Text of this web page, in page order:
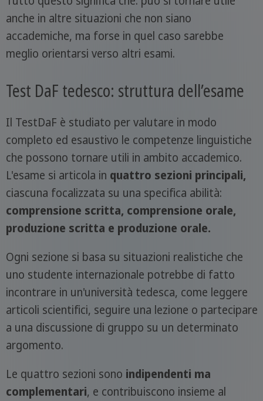
anche in altre situazioni che non siano
accademiche, ma forse in quel caso sarebbe
meglio orientarsi verso altri esami.
Test DaF tedesco: struttura dell’esame
Il TestDaF è studiato per valutare in modo
completo ed esaustivo le competenze linguistiche
che possono tornare utili in ambito accademico.
L'esame si articola in quattro sezioni principali,
ciascuna focalizzata su una specifica abilità:
comprensione scritta, comprensione orale,
produzione scritta e produzione orale.
Ogni sezione si basa su situazioni realistiche che
uno studente internazionale potrebbe di fatto
incontrare in un'università tedesca, come leggere
articoli scientifici, seguire una lezione o partecipare
a una discussione di gruppo su un determinato
argomento.
Le quattro sezioni sono indipendenti ma
complementari, e contribuiscono insieme al